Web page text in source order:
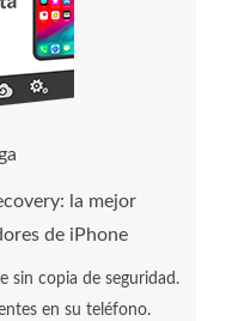
la mejor
de iPhone
sin copia de seguridad.
en su teléfono.